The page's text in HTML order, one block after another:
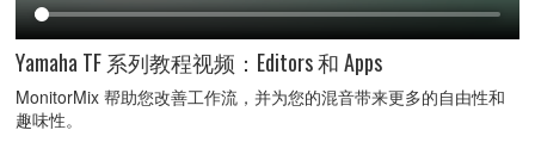
Yamaha TF 系列教程视频：Editors 和 Apps
MonitorMix 帮助您改善工作流，并为您的混音带来更多的自由性和
趣味性。